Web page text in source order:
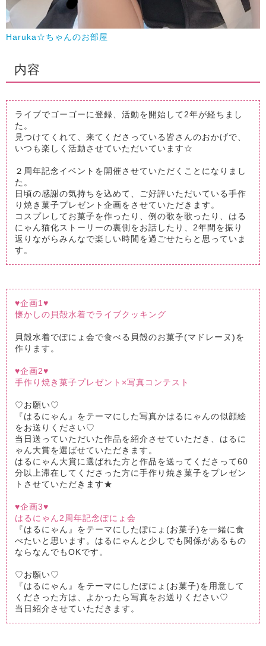
Haruka☆ちゃんのお部屋
内容
ライブでゴーゴーに登録、活動を開始して2年が経ちまし
た。
見つけてくれて、来てくださっている皆さんのおかげで、
いつも楽しく活動させていただいています☆
２周年記念イベントを開催させていただくことになりまし
た。
日頃の感謝の気持ちを込めて、ご好評いただいている手作
り焼き菓子プレゼント企画をさせていただきます。
コスプレしてお菓子を作ったり、例の歌を歌ったり、はる
にゃん猫化ストーリーの裏側をお話したり、2年間を振り
返りながらみんなで楽しい時間を過ごせたらと思っていま
す。
♥企画1♥
懐かしの貝殻水着でライブクッキング
貝殻水着でぽにょ会で食べる貝殻のお菓子(マドレーヌ)を
作ります。
♥企画2♥
手作り焼き菓子プレゼント×写真コンテスト
♡お願い♡
『はるにゃん』をテーマにした写真かはるにゃんの似顔絵
をお送りください♡
当日送っていただいた作品を紹介させていただき、はるに
ゃん大賞を選ばせていただきます。
はるにゃん大賞に選ばれた方と作品を送ってくださって60
分以上滞在してくださった方に手作り焼き菓子をプレゼン
トさせていただきます★
♥企画3♥
はるにゃん2周年記念ぽにょ会
『はるにゃん』をテーマにしたぽにょ(お菓子)を一緒に食
べたいと思います。はるにゃんと少しでも関係があるもの
ならなんでもOKです。
♡お願い♡
『はるにゃん』をテーマにしたぽにょ(お菓子)を用意して
くださった方は、よかったら写真をお送りください♡
当日紹介させていただきます。